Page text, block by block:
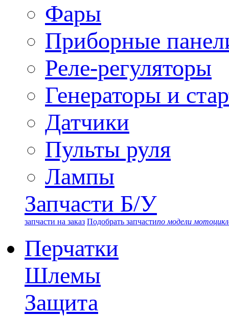
Фары
Приборные
Реле-регуляторы
Генераторы и
Датчики
Пульты руля
Лампы
Запчасти Б/У
запчасти на заказ Подобрать запчастипо модели
Перчатки
Шлемы
Защита